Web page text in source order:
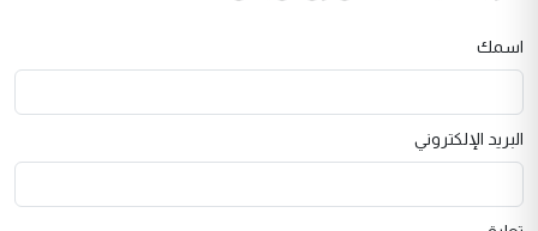
اسمك
البريد الإلكتروني